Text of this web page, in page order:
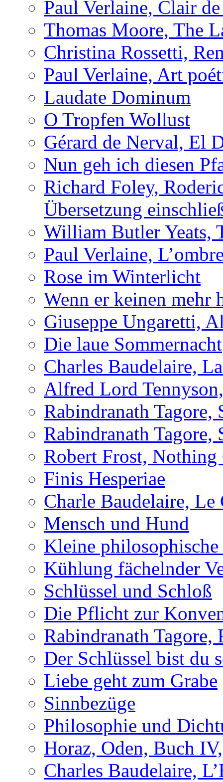
Paul Verlaine, Clair
Thomas Moore, The
Christina Rossetti,
Paul Verlaine, Art
Laudate Dominum
O Tropfen Wollust
Gérard de Nerval, El
Nun geh ich diesen
Richard Foley,
Übersetzung
William Butler Yeats,
Paul Verlaine,
Rose im Winterlicht
Wenn er keinen mehr
Giuseppe Ungaretti,
Die laue Sommernacht
Charles Baudelaire,
Alfred Lord
Rabindranath
Rabindranath
Robert Frost, Nothing
Finis Hesperiae
Charle Baudelaire,
Mensch und Hund
Kleine
Kühlung fächelnder
Schlüssel und Schloß
Die Pflicht zur
Rabindranath Tagore,
Der Schlüssel bist du
Liebe geht zum Grabe
Sinnbezüge
Philosophie und
Horaz, Oden, Buch
Charles Baudelaire,